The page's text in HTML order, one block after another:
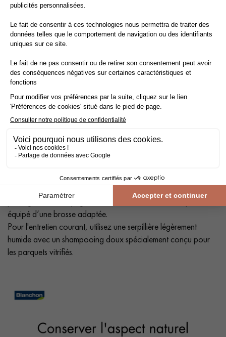
Évitez de mouiller le parquet vernis. Pour le nettoyage,
privilégiez un nettoyage à sec avec un balai ou un aspirateur
équipé d’une brosse adaptée.
Pour l'entretien courant, utilisez une serpillière légèrement
humide avec un shampooing doux spécialement conçu pour
les parquets vitrifiés.